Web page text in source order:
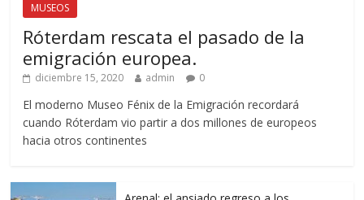
MUSEOS
Róterdam rescata el pasado de la
emigración europea.
diciembre 15, 2020 admin 0
El moderno Museo Fénix de la Emigración recordará
cuando Róterdam vio partir a dos millones de europeos
hacia otros continentes